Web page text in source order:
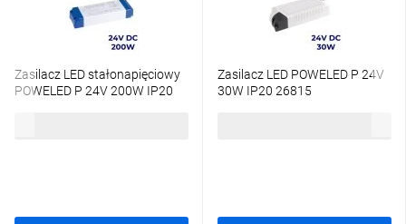
Zasilacz LED stałonapięciowy
POWELED P 24V 200W IP20
Zasilacz LED POWELED P 24V
30W IP20 26815